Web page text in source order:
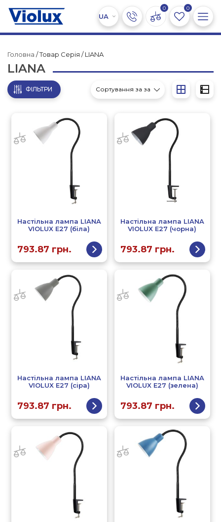
0 0
Головна / Товар Серія / LIANA
LIANA
ФІЛЬТРИ
Настільна лампа LIANA
VIOLUX Е27 (біла)
793.87 грн.
Настільна лампа LIANA
VIOLUX Е27 (чорна)
793.87 грн.
Настільна лампа LIANA
VIOLUX Е27 (сіра)
793.87 грн.
Настільна лампа LIANA
VIOLUX Е27 (зелена)
793.87 грн.